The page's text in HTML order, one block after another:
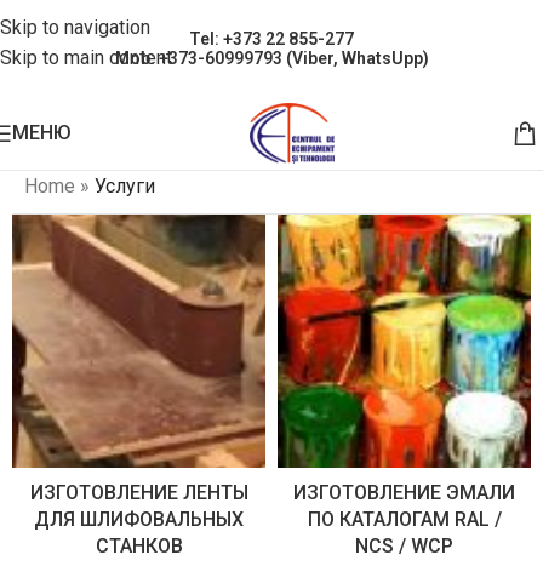
Skip to navigation
Skip to main content
Tel: +373 22 855-277
Mob: +373-60999793 (Viber, WhatsUpp)
МЕНЮ
Home » Услуги
ИЗГОТОВЛЕНИЕ ЛЕНТЫ
ДЛЯ ШЛИФОВАЛЬНЫХ
СТАНКОВ
ИЗГОТОВЛЕНИЕ ЭМАЛИ
ПО КАТАЛОГАМ RAL /
NCS / WCP